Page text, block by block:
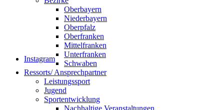
Instagram
Oberbayern
Niederbayern
Oberpfalz
Oberfranken
Mittelfranken
Unterfranken
Schwaben
Ressorts/ Ansprechpartner
Leistungssport
Jugend
Sportentwicklung
Nachhaltige Veranstaltungen